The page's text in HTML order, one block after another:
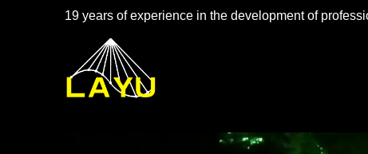
19 years of experience in the development of